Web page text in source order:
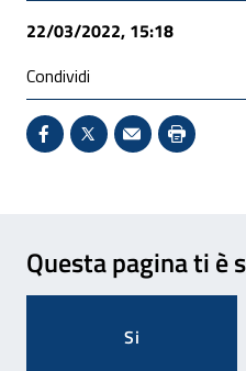
22/03/2022, 15:18
Condividi
Condividi su
X - Sito esterno -
Invio Mail:
Questa pagina ti è
Si